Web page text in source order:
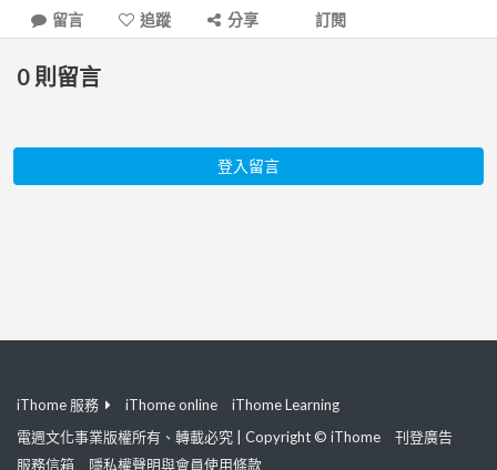
留言 追蹤 分享 訂閱
0 則留言
登入留言
iThome 服務 iThome online
iThome Learning
電週文化事業版權所有、轉載必究 | Copyright © iThome
刊登廣告
服務信箱
隱私權聲明與會員使用條款